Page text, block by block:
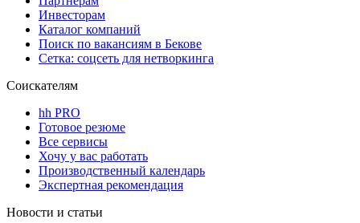
Инвесторам
Каталог компаний
Поиск по вакансиям в Бекове
Сетка: соцсеть для нетворкинга
Соискателям
hh PRO
Готовое резюме
Все сервисы
Хочу у вас работать
Производственный календарь
Экспертная рекомендация
Новости и статьи